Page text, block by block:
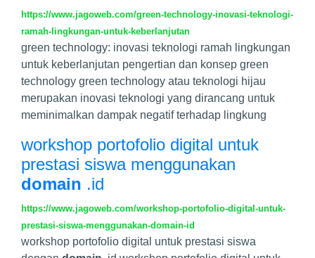
https://www.jagoweb.com/green-technology-inovasi-teknologi-
ramah-lingkungan-untuk-keberlanjutan
green technology: inovasi teknologi ramah lingkungan
untuk keberlanjutan pengertian dan konsep green
technology green technology atau teknologi hijau
merupakan inovasi teknologi yang dirancang untuk
meminimalkan dampak negatif terhadap lingkung
workshop portofolio digital untuk
prestasi siswa menggunakan
domain .id
https://www.jagoweb.com/workshop-portofolio-digital-untuk-
prestasi-siswa-menggunakan-domain-id
workshop portofolio digital untuk prestasi siswa